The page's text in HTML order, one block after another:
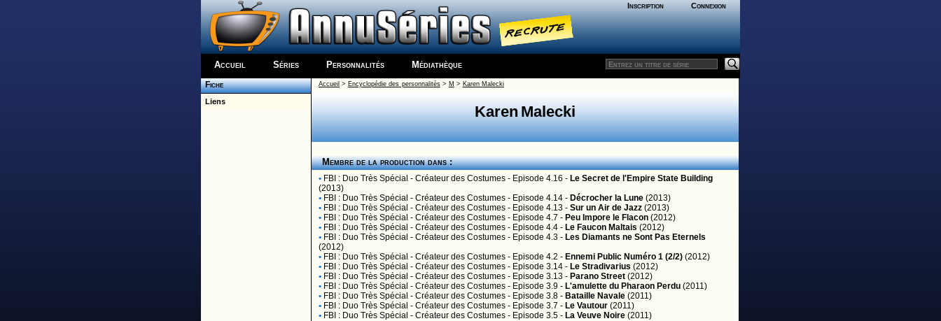
Inscription Connexion
Accueil Séries Personnalités Médiathèque
Fiche
Liens
Accueil > Encyclopédie des personnalités> M > Karen Malecki
Karen Malecki
Membre de la production dans :
• FBI : Duo Très Spécial - Créateur des Costumes - Episode 4.16 - Le Secret de l'Empire State Building
(2013)
• FBI : Duo Très Spécial - Créateur des Costumes - Episode 4.14 - Décrocher la Lune (2013)
• FBI : Duo Très Spécial - Créateur des Costumes - Episode 4.13 - Sur un Air de Jazz (2013)
• FBI : Duo Très Spécial - Créateur des Costumes - Episode 4.7 - Peu Impore le Flacon (2012)
• FBI : Duo Très Spécial - Créateur des Costumes - Episode 4.4 - Le Faucon Maltais (2012)
• FBI : Duo Très Spécial - Créateur des Costumes - Episode 4.3 - Les Diamants ne Sont Pas Eternels
(2012)
• FBI : Duo Très Spécial - Créateur des Costumes - Episode 4.2 - Ennemi Public Numéro 1 (2/2) (2012)
• FBI : Duo Très Spécial - Créateur des Costumes - Episode 3.14 - Le Stradivarius (2012)
• FBI : Duo Très Spécial - Créateur des Costumes - Episode 3.13 - Parano Street (2012)
• FBI : Duo Très Spécial - Créateur des Costumes - Episode 3.9 - L'amulette du Pharaon Perdu (2011)
• FBI : Duo Très Spécial - Créateur des Costumes - Episode 3.8 - Bataille Navale (2011)
• FBI : Duo Très Spécial - Créateur des Costumes - Episode 3.7 - Le Vautour (2011)
• FBI : Duo Très Spécial - Créateur des Costumes - Episode 3.5 - La Veuve Noire (2011)